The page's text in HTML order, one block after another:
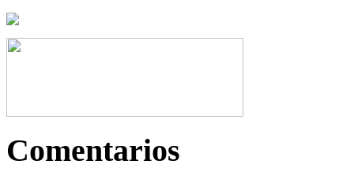
Comentarios